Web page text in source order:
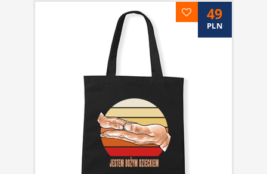
49
PLN